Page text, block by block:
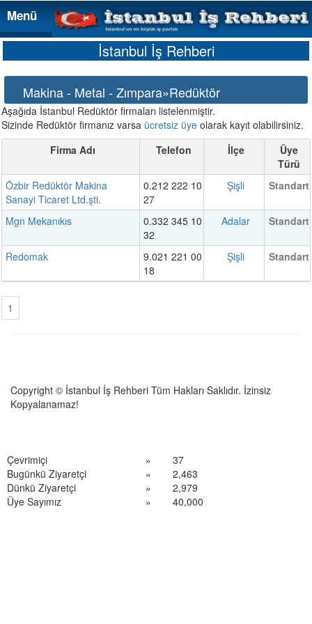
Menü
Menü
İstanbul İş Rehberi
Makina - Metal - Zımpara»Redüktör
Aşağıda İstanbul Redüktör firmaları listelenmiştir.
Sizinde Redüktör firmanız varsa ücretsiz üye olarak kayıt olabilirsiniz.
Firma Adı
Telefon İlçe
Üye
Türü
Özbir Redüktör Makina
Sanayi Ticaret Ltd.şti.
0.212 222 10
27
Şişli Standart
Mgn Mekanıkıs
0.332 345 10
32
Adalar Standart
Redomak
9.021 221 00
18
Şişli Standart
1
Copyright © İstanbul İş Rehberi Tüm Hakları Saklıdır. İzinsiz
Kopyalanamaz!
Çevrimiçi »
37
Bugünkü Ziyaretçi
»
2,463
Dünkü Ziyaretçi
»
2,979
Üye Sayımız
» 40,000